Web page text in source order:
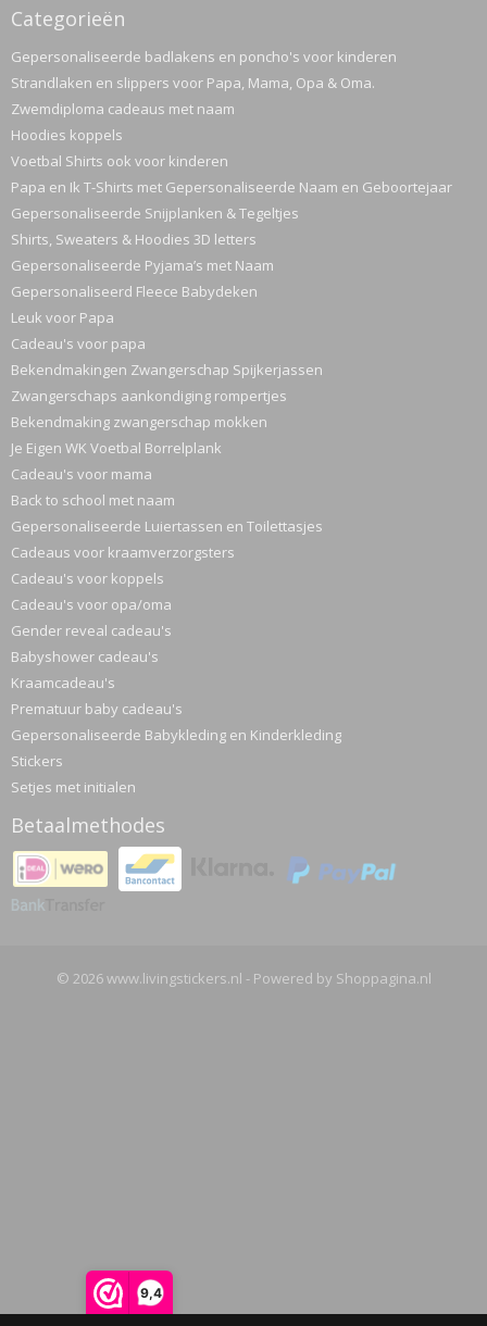
9,4
Categorieën
Gepersonaliseerde badlakens en poncho's voor kinderen
Strandlaken en slippers voor Papa, Mama, Opa & Oma.
Zwemdiploma cadeaus met naam
Hoodies koppels
Voetbal Shirts ook voor kinderen
Papa en Ik T-Shirts met Gepersonaliseerde Naam en Geboortejaar
Gepersonaliseerde Snijplanken & Tegeltjes
Shirts, Sweaters & Hoodies 3D letters
Gepersonaliseerde Pyjama’s met Naam
Gepersonaliseerd Fleece Babydeken
Leuk voor Papa
Cadeau's voor papa
Bekendmakingen Zwangerschap Spijkerjassen
Zwangerschaps aankondiging rompertjes
Bekendmaking zwangerschap mokken
Je Eigen WK Voetbal Borrelplank
Cadeau's voor mama
Back to school met naam
Gepersonaliseerde Luiertassen en Toilettasjes
Cadeaus voor kraamverzorgsters
Cadeau's voor koppels
Cadeau's voor opa/oma
Gender reveal cadeau's
Babyshower cadeau's
Kraamcadeau's
Prematuur baby cadeau's
Gepersonaliseerde Babykleding en Kinderkleding
Stickers
Setjes met initialen
Betaalmethodes
© 2026 www.livingstickers.nl - Powered by Shoppagina.nl